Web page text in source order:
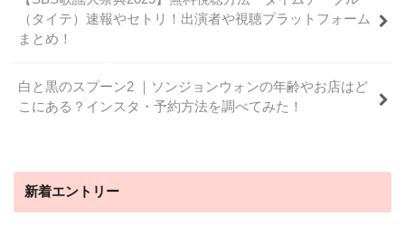
（タイテ）速報やセトリ！出演者や視聴プラットフォーム
まとめ！
白と黒のスプーン2 ｜ソンジョンウォンの年齢やお店はど
こにある？インスタ・予約方法を調べてみた！
新着エントリー